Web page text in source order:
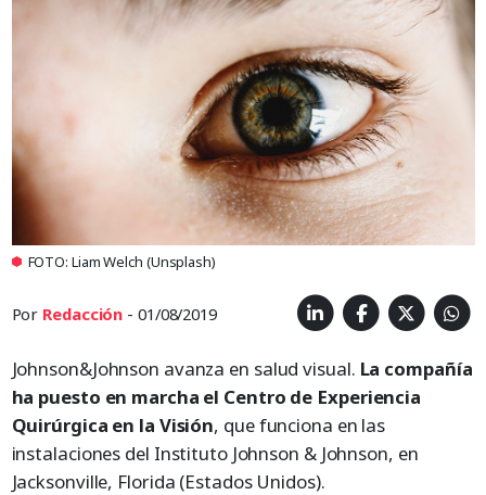
FOTO: Liam Welch (Unsplash)
Por Redacción - 01/08/2019
Johnson&Johnson avanza en salud visual. La compañía
ha puesto en marcha el Centro de Experiencia
Quirúrgica en la Visión, que funciona en las
instalaciones del Instituto Johnson & Johnson, en
Jacksonville, Florida (Estados Unidos).